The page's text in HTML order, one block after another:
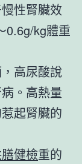
性腎臟效
0.6g/kg體重
高尿酸說
。高熱量
起腎臟的
健檢重的